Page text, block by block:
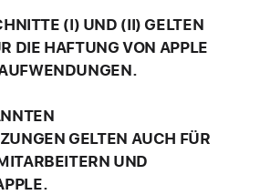
(I) UND (II) GELTEN
DIE HAFTUNG VON APPLE
GELTEN AUCH FÜR
UND